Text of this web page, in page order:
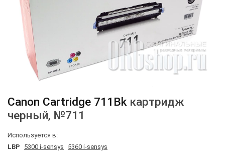
Canon Cartridge 711Bk картридж
черный, №711
Используется в:
LBP
5300 i-sensys 5360 i-sensys